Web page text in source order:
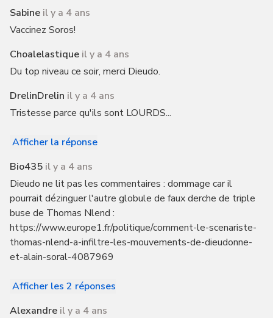
Sabine il y a 4 ans
Vaccinez Soros!
Choalelastique il y a 4 ans
Du top niveau ce soir, merci Dieudo.
DrelinDrelin il y a 4 ans
Tristesse parce qu'ils sont LOURDS...
Afficher la réponse
Bio435 il y a 4 ans
Dieudo ne lit pas les commentaires : dommage car il
pourrait dézinguer l'autre globule de faux derche de triple
buse de Thomas Nlend :
https://www.europe1.fr/politique/comment-le-scenariste-
thomas-nlend-a-infiltre-les-mouvements-de-dieudonne-
et-alain-soral-4087969
Afficher les 2 réponses
Alexandre il y a 4 ans